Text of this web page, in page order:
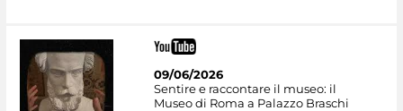
09/06/2026
Sentire e raccontare il museo: il
Museo di Roma a Palazzo Braschi